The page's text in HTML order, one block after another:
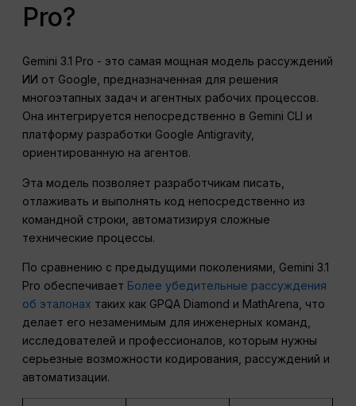
Pro?
Gemini 3.1 Pro - это самая мощная модель рассуждений
ИИ от Google, предназначенная для решения
многоэтапных задач и агентных рабочих процессов.
Она интегрируется непосредственно в Gemini CLI и
платформу разработки Google Antigravity,
ориентированную на агентов.
Эта модель позволяет разработчикам писать,
отлаживать и выполнять код непосредственно из
командной строки, автоматизируя сложные
технические процессы.
По сравнению с предыдущими поколениями, Gemini 3.1
Pro обеспечивает Более убедительные рассуждения
об эталонах таких как GPQA Diamond и MathArena, что
делает его незаменимым для инженерных команд,
исследователей и профессионалов, которым нужны
серьезные возможности кодирования, рассуждений и
автоматизации.